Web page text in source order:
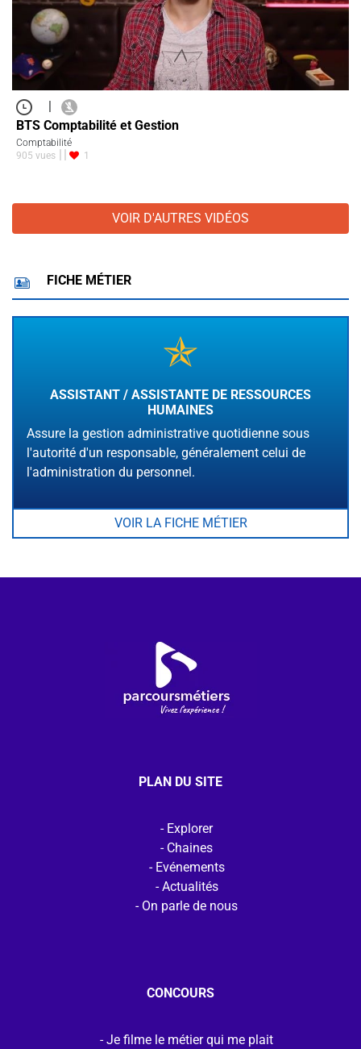
|
BTS Comptabilité et Gestion
Comptabilité
905 vues
1
VOIR D'AUTRES VIDÉOS
FICHE MÉTIER
ASSISTANT / ASSISTANTE DE RESSOURCES
HUMAINES
Assure la gestion administrative quotidienne sous
l'autorité d'un responsable, généralement celui de
l'administration du personnel.
VOIR LA FICHE MÉTIER
PLAN DU SITE
Explorer
Chaines
Evénements
Actualités
On parle de nous
CONCOURS
Je filme le métier qui me plait